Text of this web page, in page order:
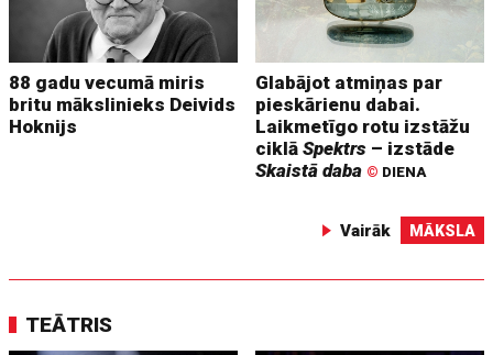
88 gadu vecumā miris
britu mākslinieks Deivids
Hoknijs
Glabājot atmiņas par
pieskārienu dabai.
Laikmetīgo rotu izstāžu
ciklāSpektrs – izstāde
Skaistā daba © DIENA
Vairāk MĀKSLA
TEĀTRIS